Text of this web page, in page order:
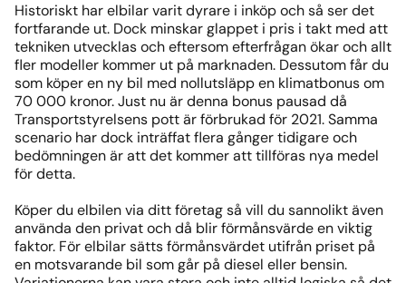
Historiskt har elbilar varit dyrare i inköp och så ser det
fortfarande ut. Dock minskar glappet i pris i takt med att
tekniken utvecklas och eftersom efterfrågan ökar och allt
fler modeller kommer ut på marknaden. Dessutom får du
som köper en ny bil med nollutsläpp en klimatbonus om
70 000 kronor. Just nu är denna bonus pausad då
Transportstyrelsens pott är förbrukad för 2021. Samma
scenario har dock inträffat flera gånger tidigare och
bedömningen är att det kommer att tillföras nya medel
för detta.
Köper du elbilen via ditt företag så vill du sannolikt även
använda den privat och då blir förmånsvärde en viktig
faktor. För elbilar sätts förmånsvärdet utifrån priset på
en motsvarande bil som går på diesel eller bensin.